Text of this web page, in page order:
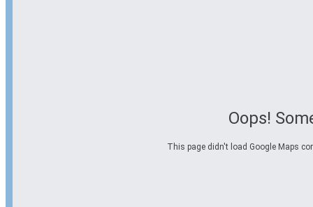
Oops!
This page didn't load Google Maps